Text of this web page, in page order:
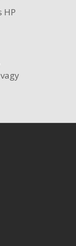
HP